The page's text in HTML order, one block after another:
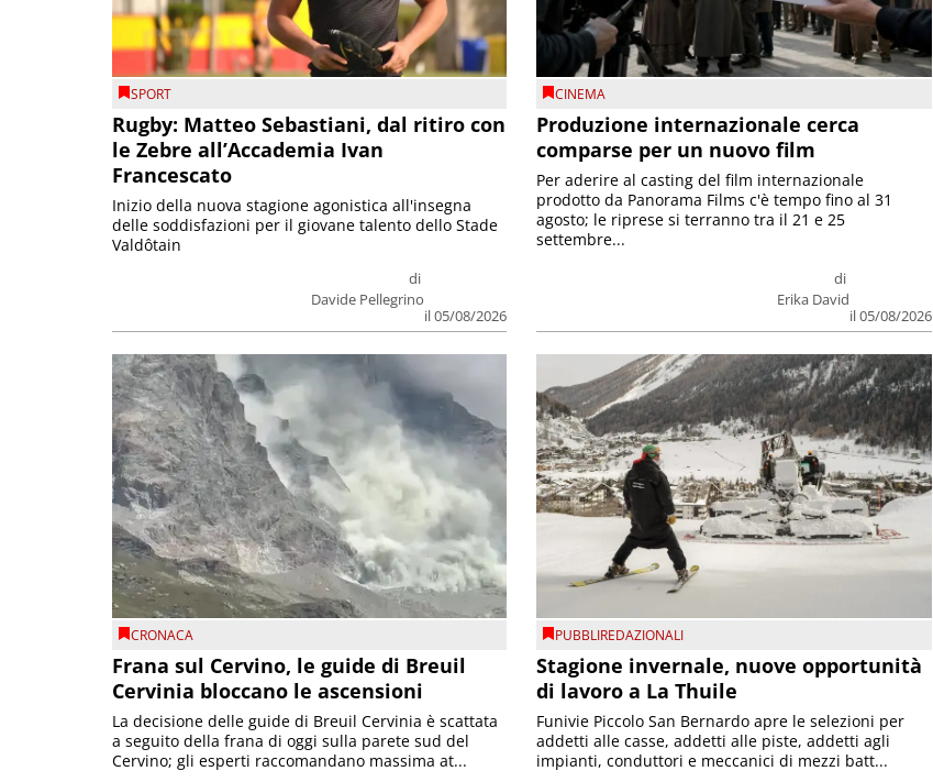
SPORT
Rugby: Matteo Sebastiani, dal ritiro con
le Zebre all’Accademia Ivan
Francescato
di
Davide Pellegrino
il 05/08/2026
Inizio della nuova stagione agonistica all'insegna
delle soddisfazioni per il giovane talento dello Stade
Valdôtain
CINEMA
Produzione internazionale cerca
comparse per un nuovo film
di
Erika David
il 05/08/2026
Per aderire al casting del film internazionale
prodotto da Panorama Films c'è tempo fino al 31
agosto; le riprese si terranno tra il 21 e 25
settembre...
CRONACA
Frana sul Cervino, le guide di Breuil
Cervinia bloccano le ascensioni
La decisione delle guide di Breuil Cervinia è scattata
a seguito della frana di oggi sulla parete sud del
Cervino; gli esperti raccomandano massima at...
PUBBLIREDAZIONALI
Stagione invernale, nuove opportunità
di lavoro a La Thuile
Funivie Piccolo San Bernardo apre le selezioni per
addetti alle casse, addetti alle piste, addetti agli
impianti, conduttori e meccanici di mezzi batt...